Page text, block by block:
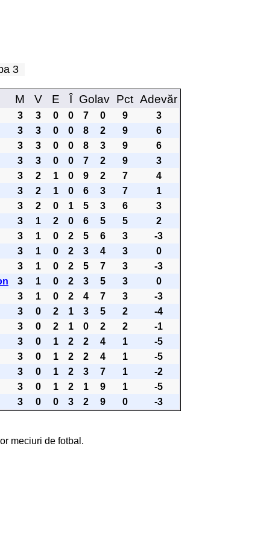
3
M V E Î Golav Pct Adevăr
3 3 0 0 7 0 9
3
3 3 0 0 8 2 9
6
3 3 0 0 8 3 9
6
3 3 0 0 7 2 9
3
3 2 1 0 9 2 7
4
3 2 1 0 6 3 7
1
3 2 0 1 5 3 6
3
3 1 2 0 6 5 5
2
3 1 0 2 5 6 3
-3
3 1 0 2 3 4 3
0
3 1 0 2 5 7 3
-3
3 1 0 2 3 5 3
0
3 1 0 2 4 7 3
-3
3 0 2 1 3 5 2
-4
3 0 2 1 0 2 2
-1
3 0 1 2 2 4 1
-5
3 0 1 2 2 4 1
-5
3 0 1 2 3 7 1
-2
3 0 1 2 1 9 1
-5
3 0 0 3 2 9 0 -3
meciuri de fotbal.